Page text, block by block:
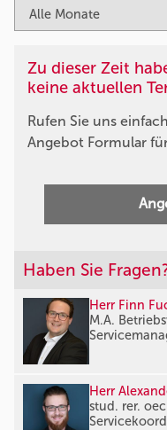
Zu dieser Zeit
keine aktuellen
Rufen Sie uns
Angebot Formular
Haben Sie
Herr Finn
M.A.
Herr
stud. rer.